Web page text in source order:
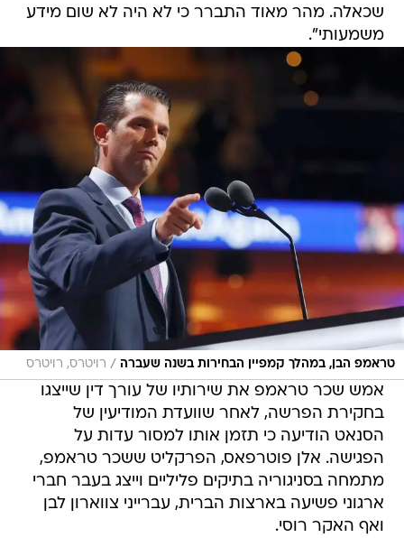
שכאלה. מהר מאוד התברר כי לא היה לא שום מידע
משמעותי".
טראמפ הבן, במהלך קמפיין הבחירות בשנה שעברה / רויטרס, רויטרס
אמש שכר טראמפ את שירותיו של עורך דין שייצגו
בחקירת הפרשה, לאחר שוועדת המודיעין של
הסנאט הודיעה כי תזמן אותו למסור עדות על
הפגישה. אלן פוטרפאס, הפרקליט ששכר טראמפ,
מתמחה בסניגוריה בתיקים פליליים וייצג בעבר חברי
ארגוני פשיעה בארצות הברית, עברייני צווארון לבן
ואף האקר רוסי.